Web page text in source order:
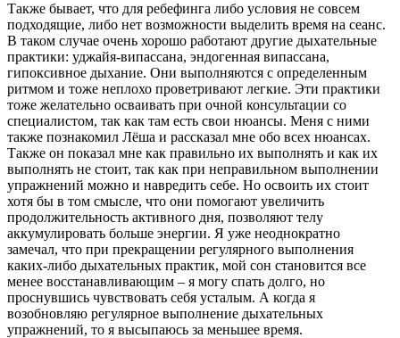
Также бывает, что для ребефинга либо условия не совсем
подходящие, либо нет возможности выделить время на сеанс.
В таком случае очень хорошо работают другие дыхательные
практики: уджайя-випассана, эндогенная випассана,
гипоксивное дыхание. Они выполняются с определенным
ритмом и тоже неплохо проветривают легкие. Эти практики
тоже желательно осваивать при очной консультации со
специалистом, так как там есть свои нюансы. Меня с ними
также познакомил Лёша и рассказал мне обо всех нюансах.
Также он показал мне как правильно их выполнять и как их
выполнять не стоит, так как при неправильном выполнении
упражнений можно и навредить себе. Но освоить их стоит
хотя бы в том смысле, что они помогают увеличить
продолжительность активного дня, позволяют телу
аккумулировать больше энергии. Я уже неоднократно
замечал, что при прекращении регулярного выполнения
каких-либо дыхательных практик, мой сон становится все
менее восстанавливающим – я могу спать долго, но
проснувшись чувствовать себя усталым. А когда я
возобновляю регулярное выполнение дыхательных
упражнений, то я высыпаюсь за меньшее время.